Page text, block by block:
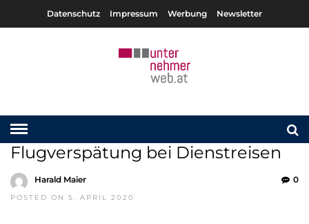
Datenschutz Impressum Werbung Newsletter
Flugverspätung bei Dienstreisen
Harald Maier
POSTED ON 5. APRIL 2020
0